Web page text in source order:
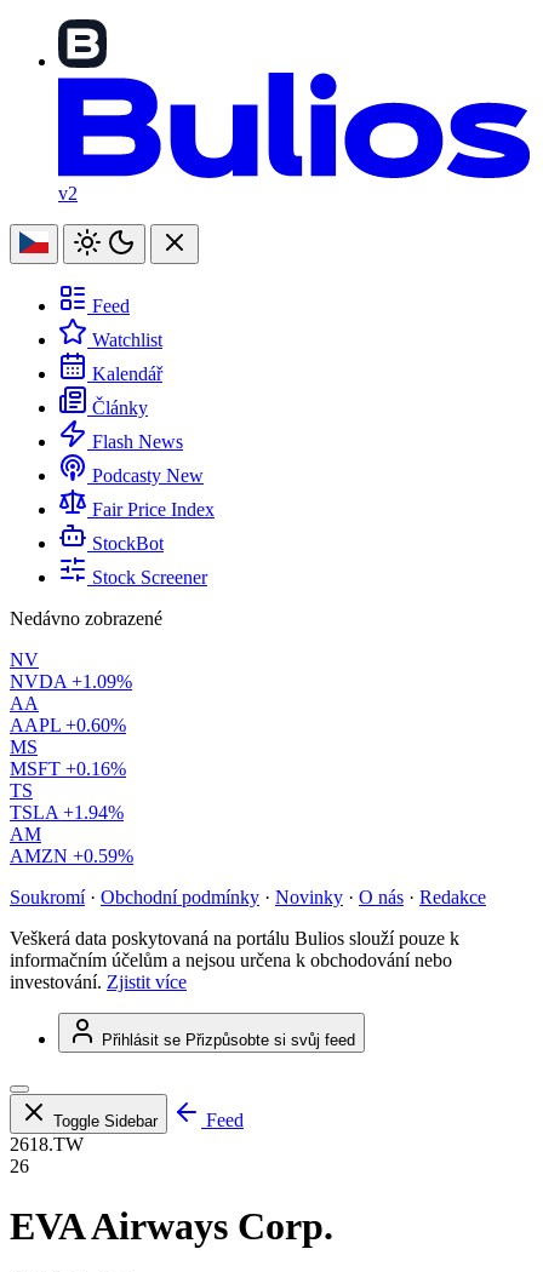
v2
Feed
Watchlist
Kalendář
Články
Flash News
Podcasty New
Fair Price Index
StockBot
Stock Screener
Nedávno zobrazené
NV
NVDA +1.09%
AA
AAPL +0.60%
MS
MSFT +0.16%
TS
TSLA +1.94%
AM
AMZN +0.59%
Soukromí · Obchodní podmínky · Novinky · O nás · Redakce
Veškerá data poskytovaná na portálu Bulios slouží pouze k
informačním účelům a nejsou určena k obchodování nebo
investování. Zjistit více
Přihlásit se Přizpůsobte si svůj feed
Toggle Sidebar
Feed
2618.TW
26
EVA Airways Corp.